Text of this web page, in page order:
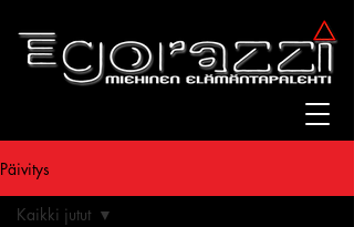
Päivitys
Kaikki jutut